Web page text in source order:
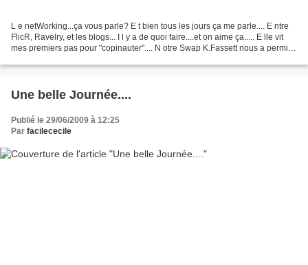
L e netWorking...ça vous parle? E t bien tous les jours ça me parle.... E ntre
FlicR, Ravelry, et les blogs... I l y a de quoi faire....et on aime ça..... E lle vit
mes premiers pas pour "copinauter".... N otre Swap K.Fassett nous a permis
Une belle Journée....
Publié le 29/06/2009 à 12:25
Par facilececile